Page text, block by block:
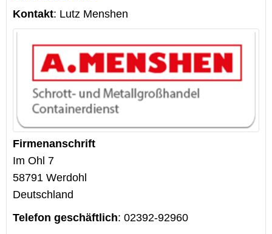
Kontakt: Lutz Menshen
Firmenanschrift
Im Ohl 7
58791 Werdohl
Deutschland
Telefon geschäftlich: 02392-92960